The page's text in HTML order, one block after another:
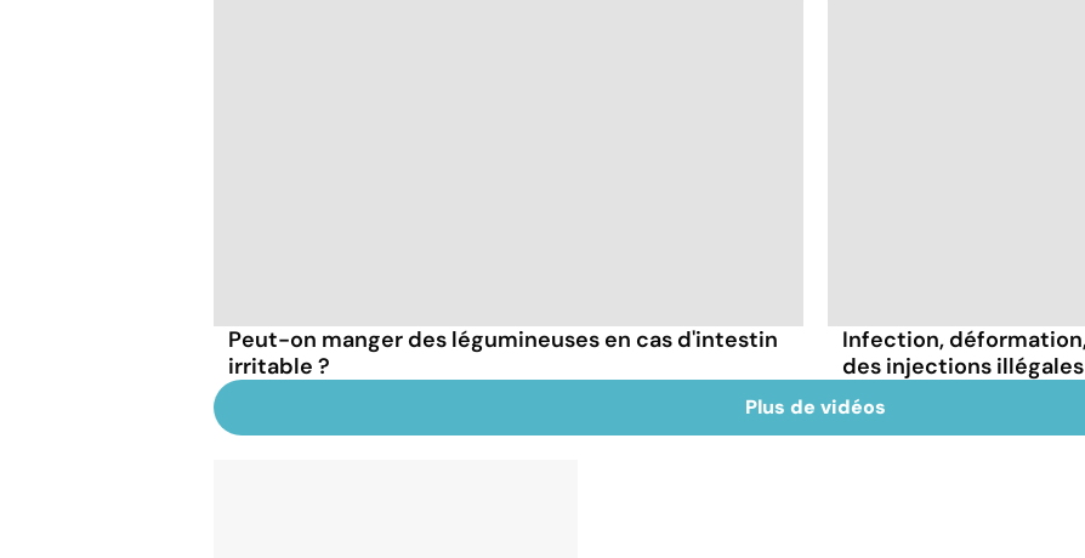
Peut-on manger des légumineuses en cas d'intestin
irritable ?
Infection,
des injections illégales
Plus de vidéos